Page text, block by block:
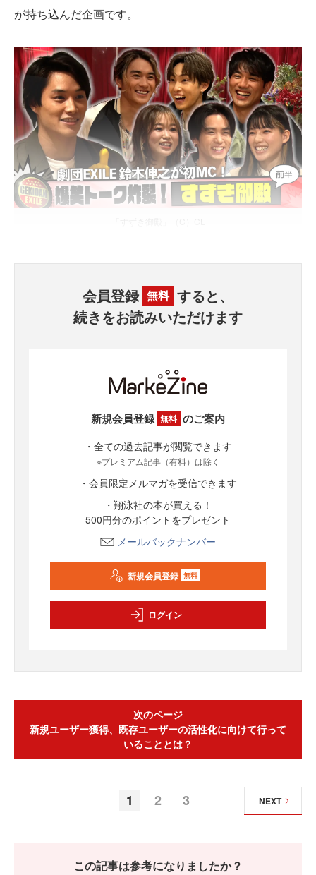
が持ち込んだ企画です。
会員登録 無料 すると、
続きをお読みいただけます
新規会員登録 無料 のご案内
・全ての過去記事が閲覧できます
※プレミアム記事（有料）は除く
・会員限定メルマガを受信できます
・翔泳社の本が買える！
500円分のポイントをプレゼント
メールバックナンバー
新規会員登録 無料
ログイン
次のページ
新規ユーザー獲得、既存ユーザーの活性化に向けて行って
いることとは？
1 2 3 NEXT
この記事は参考になりましたか？